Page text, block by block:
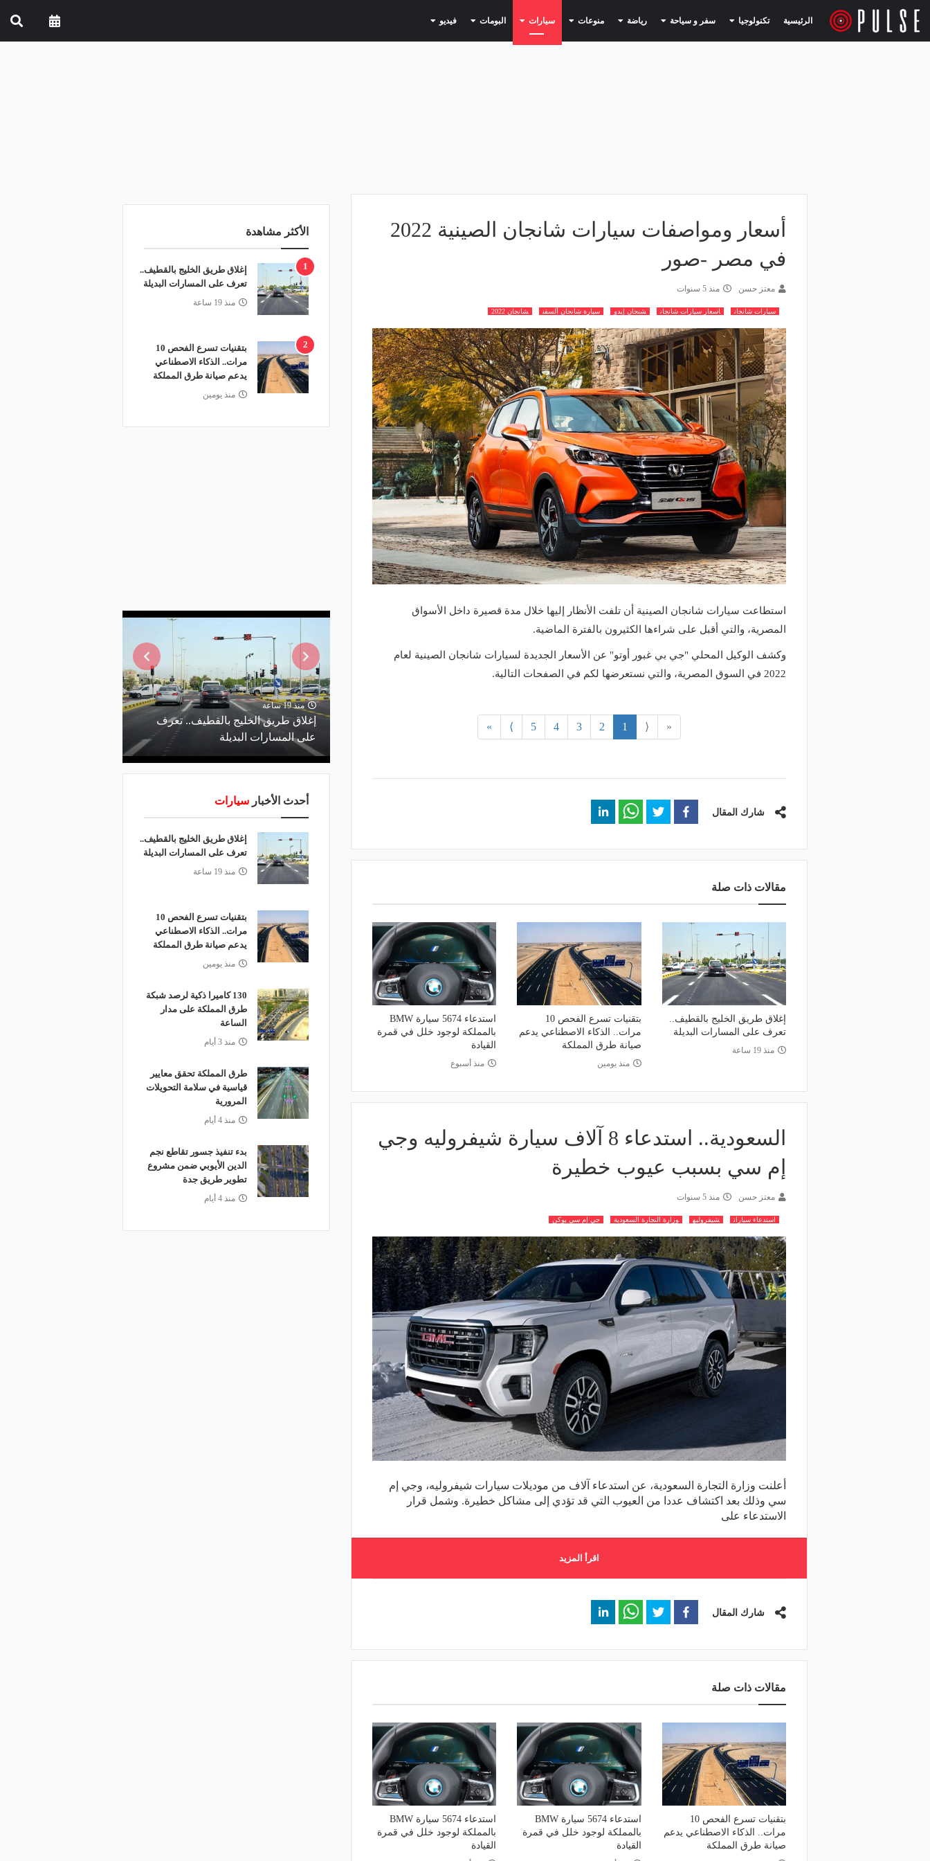
الرئيسية تكنولوجيا (current) سفر و سياحة (current) رياضة (current) منوعات (current) سيارات (current) البومات (current) فيديو (current)
أسعار ومواصفات سيارات شانجان الصينية 2022
في مصر -صور
معتز حسن منذ 5 سنوات
سيارات شانجان اسعار سيارات شانجان شنجان إيدو سيارة شانجان ألسفن شانجان 2022
استطاعت سيارات شانجان الصينية أن تلفت الأنظار إليها خلال مدة قصيرة داخل الأسواق
المصرية، والتي أقبل على شراءها الكثيرون بالفترة الماضية.
وكشف الوكيل المحلي "جي بي غبور أوتو" عن الأسعار الجديدة لسيارات شانجان الصينية لعام
2022 في السوق المصرية، والتي نستعرضها لكم في الصفحات التالية.
«
⟨
1
2
3
4
5
⟩
»
شارك المقال
مقالات ذات صلة
إغلاق طريق الخليج بالقطيف..
تعرف على المسارات البديلة
منذ 19 ساعة
بتقنيات تسرع الفحص 10
مرات.. الذكاء الاصطناعي يدعم
صيانة طرق المملكة
منذ يومين
استدعاء 5674 سيارة BMW
بالمملكة لوجود خلل في قمرة
القيادة
منذ أسبوع
السعودية.. استدعاء 8 آلاف سيارة شيفروليه وجي
إم سي بسبب عيوب خطيرة
معتز حسن منذ 5 سنوات
استدعاء سيارات شيفروليه وزارة التجارة السعودية جي إم سي يوكن
أعلنت وزارة التجارة السعودية، عن استدعاء آلاف من موديلات سيارات شيفروليه، وجي إم
سي وذلك بعد اكتشاف عددا من العيوب التي قد تؤدي إلى مشاكل خطيرة. وشمل قرار
الاستدعاء على
اقرأ المزيد
شارك المقال
مقالات ذات صلة
بتقنيات تسرع الفحص 10
مرات.. الذكاء الاصطناعي يدعم
صيانة طرق المملكة
استدعاء 5674 سيارة BMW
بالمملكة لوجود خلل في قمرة
القيادة
استدعاء 5674 سيارة BMW
بالمملكة لوجود خلل في قمرة
القيادة
الأكثر مشاهدة
1
إغلاق طريق الخليج بالقطيف..
تعرف على المسارات البديلة
منذ 19 ساعة
2
بتقنيات تسرع الفحص 10
مرات.. الذكاء الاصطناعي
يدعم صيانة طرق المملكة
منذ يومين
منذ 19 ساعة
إغلاق طريق الخليج بالقطيف.. تعرف
على المسارات البديلة
الاصطناعي يدعم صيانة طرق المملكة
إغلاق طريق الخليج بالقطيف.. تعرف
على المسارات البديلة
أحدث الأخبار سيارات
إغلاق طريق الخليج بالقطيف..
تعرف على المسارات البديلة
منذ 19 ساعة
بتقنيات تسرع الفحص 10
مرات.. الذكاء الاصطناعي
يدعم صيانة طرق المملكة
منذ يومين
130 كاميرا ذكية لرصد شبكة
طرق المملكة على مدار
الساعة
منذ 3 أيام
طرق المملكة تحقق معايير
قياسية في سلامة التحويلات
المرورية
منذ 4 أيام
بدء تنفيذ جسور تقاطع نجم
الدين الأيوبي ضمن مشروع
تطوير طريق جدة
منذ 4 أيام